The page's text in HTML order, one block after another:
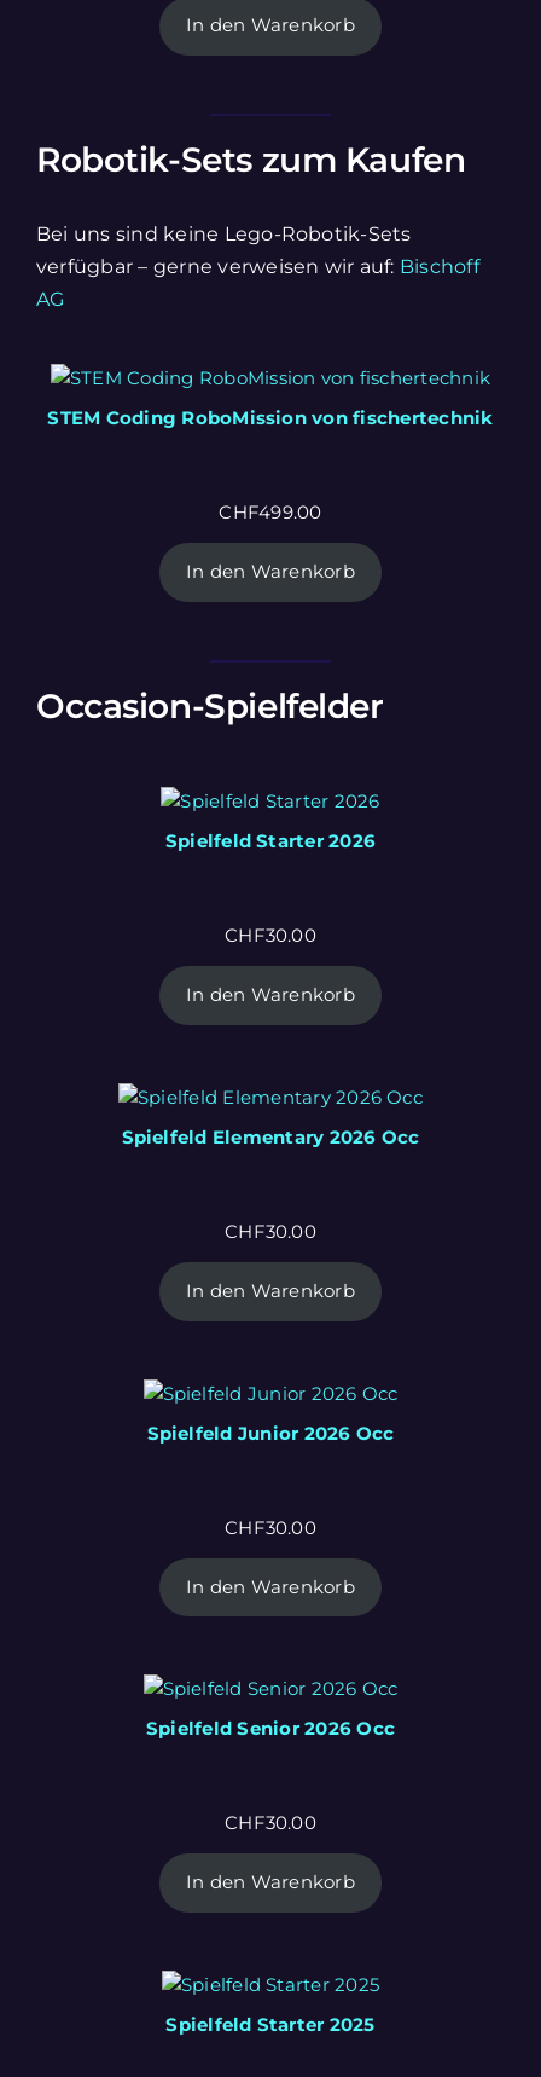
In den Warenkorb
Robotik-Sets zum Kaufen
Bei uns sind keine Lego-Robotik-Sets
verfügbar – gerne verweisen wir auf: Bischoff
AG
STEM Coding RoboMission von fischertechnik
CHF499.00
In den Warenkorb
Occasion-Spielfelder
Spielfeld Starter 2026
CHF30.00
In den Warenkorb
Spielfeld Elementary 2026 Occ
CHF30.00
In den Warenkorb
Spielfeld Junior 2026 Occ
CHF30.00
In den Warenkorb
Spielfeld Senior 2026 Occ
CHF30.00
In den Warenkorb
Spielfeld Starter 2025